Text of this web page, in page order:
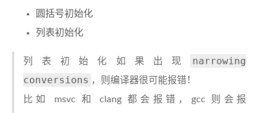
圆括号初始化
列表初始化
列表初始化如果出现
narrowing
conversions ，则编译器很可能报错！
比如 msvc 和 clang 都会报错，gcc 则会报